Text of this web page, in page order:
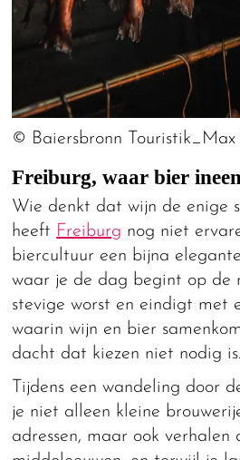
© Baiersbronn Touristik_Max
Freiburg, waar bier
Wie denkt dat wijn de enige
heeft Freiburg nog niet
biercultuur een bijna
waar je de dag begint op de
stevige worst en eindigt met
waarin wijn en bier
dacht dat kiezen niet nodig is.
Tijdens een wandeling door
je niet alleen kleine
adressen, maar ook